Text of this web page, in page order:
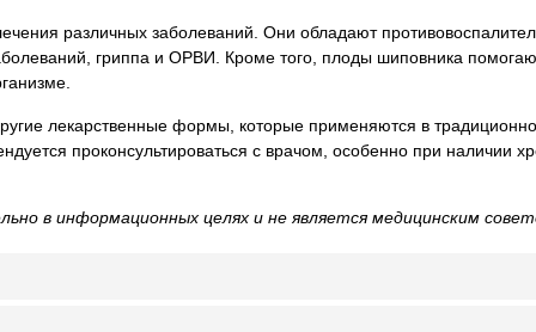
различных заболеваний. Они обладают
гриппа и ОРВИ. Кроме того, плоды шиповника
лекарственные формы, которые применяются в
проконсультироваться с врачом, особенно при наличии
в информационных целях и не является медицинским